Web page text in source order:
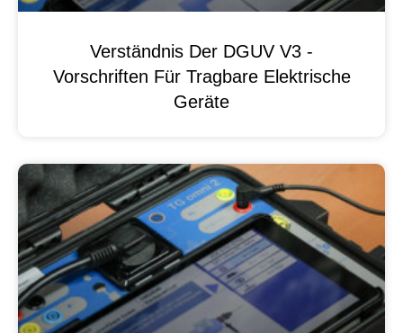
Verständnis Der DGUV V3 -
Vorschriften Für Tragbare Elektrische
Geräte